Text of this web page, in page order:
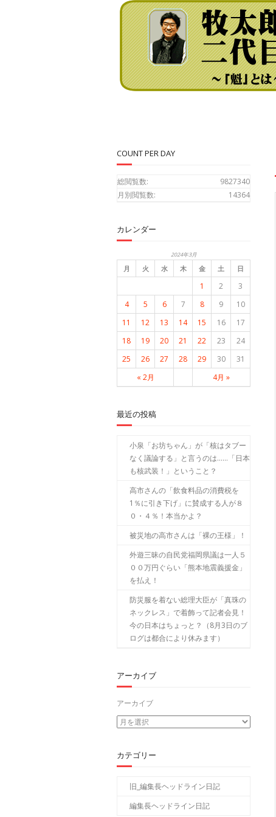
COUNT PER DAY
9827340
総閲覧数:
14364
月別閲覧数:
カレンダー
2024年3月
月 火 水 木 金 土 日
« 2月 4月 »
1 2
3
4
5 6 7 8 9
10
11
12 13 14 15 16
17
18
19 20 21 22 23
24
25
26 27 28 29 30 31
最近の投稿
小泉「お坊ちゃん」が「核はタブー
なく議論する」と言うのは……「日本
も核武装！」ということ？
高市さんの「飲食料品の消費税を
1％に引き下げ」に賛成する人が８
０・４％！本当かよ？
被災地の高市さんは「裸の王様」！
外遊三昧の自民党福岡県議は一人５
００万円ぐらい「熊本地震義援金」
を払え！
防災服を着ない総理大臣が「真珠の
ネックレス」で着飾って記者会見！
今の日本はちょっと？（8月3日のブ
ログは都合により休みます）
アーカイブ
アーカイブ
カテゴリー
旧_編集長ヘッドライン日記
編集長ヘッドライン日記